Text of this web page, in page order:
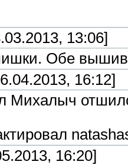
13:06]
Обе
16:12]
Михалыч
16:20]